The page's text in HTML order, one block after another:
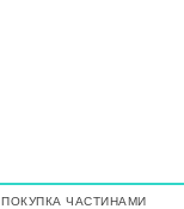
ПОКУПКА ЧАСТИНАМИ